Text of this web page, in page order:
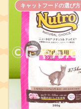
キャットフードの選び方